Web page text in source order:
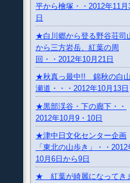
平から檜塚・・2012年11月
日
★白川郷から登る野谷荘司
から三方岩岳、紅葉の周
回・・2012年10月21日
★秋真っ最中!! 錦秋の白
瀬道・・・2012年10月13日
★黒部渓谷・下の廊下・・
2012年10月9・10日
★津中日文化センター企画
「東北の山歩き」・・2012
10月6日から9日
★ 紅葉が綺麗になってき